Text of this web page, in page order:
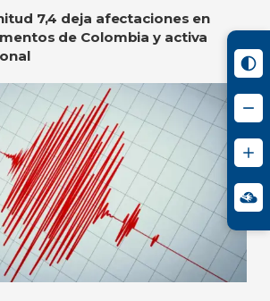
7,4 deja afectaciones en
de Colombia y activa